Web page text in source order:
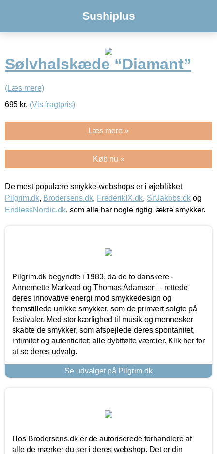
Sushiplus
Sølvhalskæde “Diamant”
(Læs mere)
695 kr. (Vis fragtpris)
Læs mere »
Køb nu »
De mest populære smykke-webshops er i øjeblikket
Pilgrim.dk, Brodersens.dk, FrederikIX.dk, SifJakobs.dk og
EndlessNordic.dk, som alle har nogle rigtig lækre smykker.
Pilgrim.dk begyndte i 1983, da de to danskere -
Annemette Markvad og Thomas Adamsen – rettede
deres innovative energi mod smykkedesign og
fremstillede unikke smykker, som de primært solgte på
festivaler. Med stor kærlighed til musik og mennesker
skabte de smykker, som afspejlede deres spontanitet,
intimitet og autenticitet; alle dybtfølte værdier. Klik her for
at se deres udvalg.
Se udvalget på Pilgrim.dk
Hos Brodersens.dk er de autoriserede forhandlere af
alle de mærker du ser i deres webshop. Det er din